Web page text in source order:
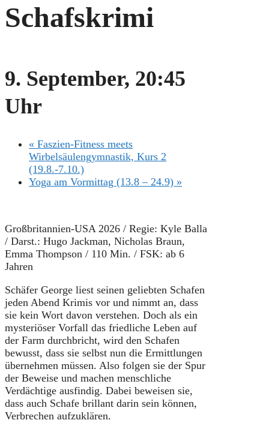
Schafskrimi
9. September, 20:45
Uhr
« Faszien-Fitness meets
Wirbelsäulengymnastik, Kurs 2
(19.8.-7.10.)
Yoga am Vormittag (13.8 – 24.9) »
Großbritannien-USA 2026 / Regie: Kyle Balla
/ Darst.: Hugo Jackman, Nicholas Braun,
Emma Thompson / 110 Min. / FSK: ab 6
Jahren
Schäfer George liest seinen geliebten Schafen
jeden Abend Krimis vor und nimmt an, dass
sie kein Wort davon verstehen. Doch als ein
mysteriöser Vorfall das friedliche Leben auf
der Farm durchbricht, wird den Schafen
bewusst, dass sie selbst nun die Ermittlungen
übernehmen müssen. Also folgen sie der Spur
der Beweise und machen menschliche
Verdächtige ausfindig. Dabei beweisen sie,
dass auch Schafe brillant darin sein können,
Verbrechen aufzuklären.